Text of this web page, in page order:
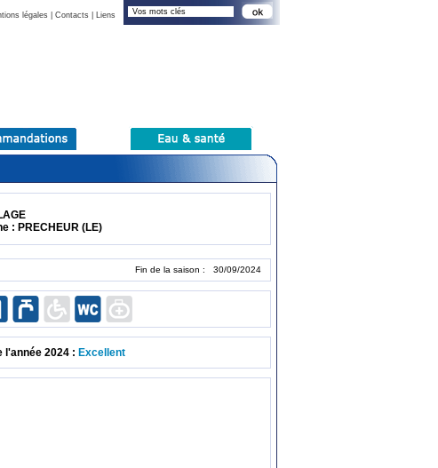
légales| Contacts| Liens
: PRECHEUR (LE)
Fin de la saison : 30/09/2024
l'année 2024 : Excellent